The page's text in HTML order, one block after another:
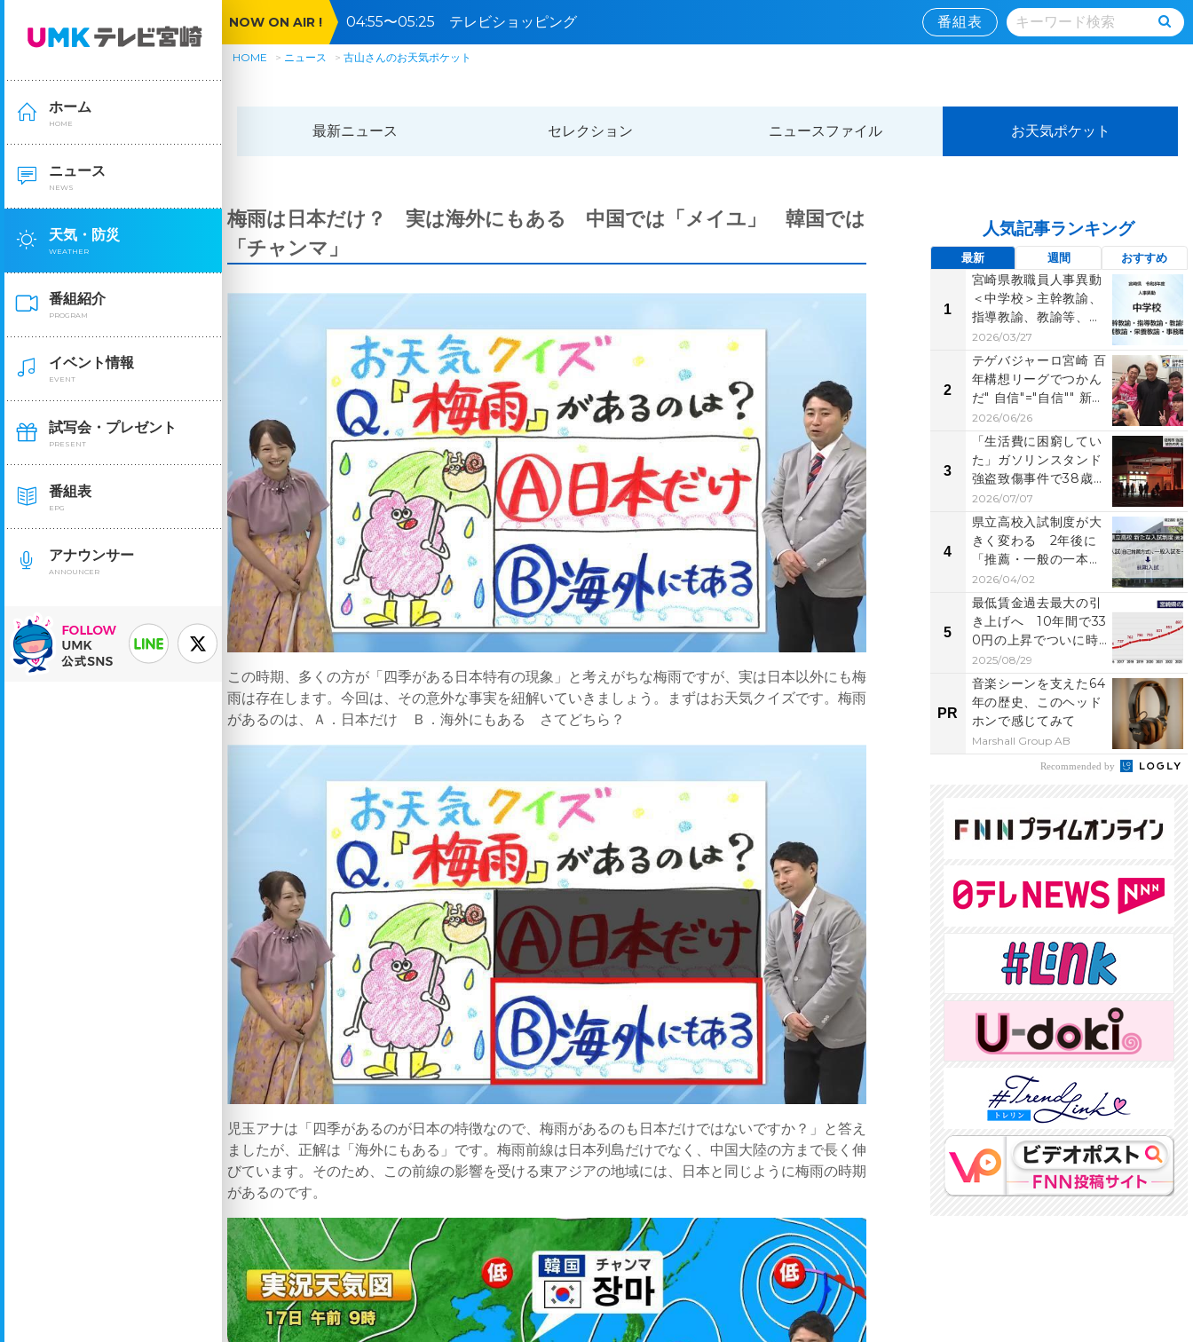
ホーム
HOME
ニュース
NEWS
天気・防災
WEATHER
番組紹介
PROGRAM
イベント情報
EVENT
試写会・プレゼント
PRESENT
番組表
EPG
アナウンサー
ANNOUNCER
NOW ON AIR ! 04:55〜05:25 テレビショッピング 番組表
HOME ニュース 古山さんのお天気ポケット
最新ニュース セレクション ニュースファイル お天気ポケット
梅雨は日本だけ？ 実は海外にもある 中国では「メイユ」 韓国では
「チャンマ」
この時期、多くの方が「四季がある日本特有の現象」と考えがちな梅雨ですが、実は日本以外にも梅
雨は存在します。今回は、その意外な事実を紐解いていきましょう。まずはお天気クイズです。梅雨
があるのは、Ａ．日本だけ Ｂ．海外にもある さてどちら？
児玉アナは「四季があるのが日本の特徴なので、梅雨があるのも日本だけではないですか？」と答え
ましたが、正解は「海外にもある」です。梅雨前線は日本列島だけでなく、中国大陸の方まで長く伸
びています。そのため、この前線の影響を受ける東アジアの地域には、日本と同じように梅雨の時期
があるのです。
人気記事ランキング
最新 週間 おすすめ
1
宮崎県教職員人事異動
＜中学校＞主幹教諭、
指導教諭、教諭等、養
護教諭、栄養教諭、
事...
2026/03/27
2
テゲバジャーロ宮崎 百
年構想リーグでつかん
だ" 自信"="自信"" 新た
なステー...
2026/06/26
3
「生活費に困窮してい
た」ガソリンスタンド
強盗致傷事件で38歳被
告が起訴内容認める...
2026/07/07
4
県立高校入試制度が大
きく変わる 2年後に
「推薦・一般の一本
化」と「複数志願制」
導...
2026/04/02
5
最低賃金過去最大の引
き上げへ 10年間で33
0円の上昇でついに時
給1000円を超...
2025/08/29
PR
音楽シーンを支えた64
年の歴史、このヘッド
ホンで感じてみて
Marshall Group AB
Recommended by